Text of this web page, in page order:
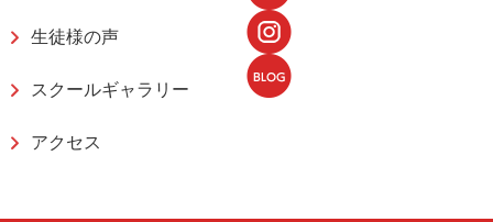
生徒様の声
スクールギャラリー
アクセス